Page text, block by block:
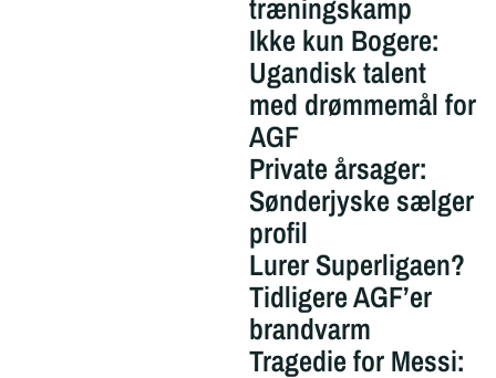
træningskamp
Ikke kun Bogere:
Ugandisk talent
med drømmemål for
AGF
Private årsager:
Sønderjyske sælger
profil
Lurer Superligaen?
Tidligere AGF’er
brandvarm
Tragedie for Messi: